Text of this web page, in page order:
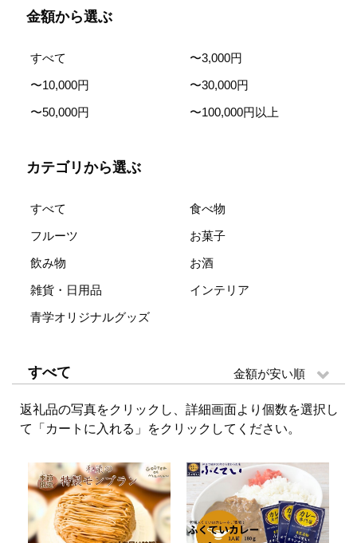
金額から選ぶ
すべて
〜3,000円
〜10,000円
〜30,000円
〜50,000円
〜100,000円以上
カテゴリから選ぶ
すべて
食べ物
フルーツ
お菓子
飲み物
お酒
雑貨・日用品
インテリア
青学オリジナルグッズ
すべて
返礼品の写真をクリックし、詳細画面より個数を選択し
て「カートに入れる」をクリックしてください。